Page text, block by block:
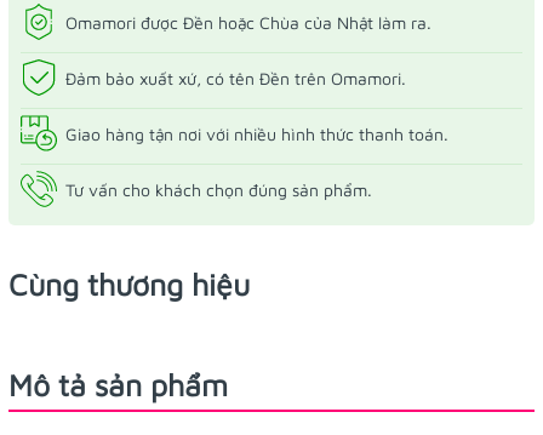
Omamori được Đền hoặc Chùa của Nhật làm ra.
Đảm bảo xuất xứ, có tên Đền trên Omamori.
Giao hàng tận nơi với nhiều hình thức thanh toán.
Tư vấn cho khách chọn đúng sản phẩm.
Cùng thương hiệu
Mô tả sản phẩm